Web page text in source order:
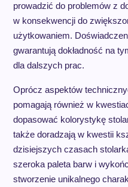
prowadzić do problemów z
w konsekwencji do
użytkowaniem.
gwarantują dokładność na
dla dalszych prac.
Oprócz aspektów
pomagają również w
dopasować kolorystykę
także doradzają w kwestii
dzisiejszych czasach
szeroka paleta barw i
stworzenie unikalnego